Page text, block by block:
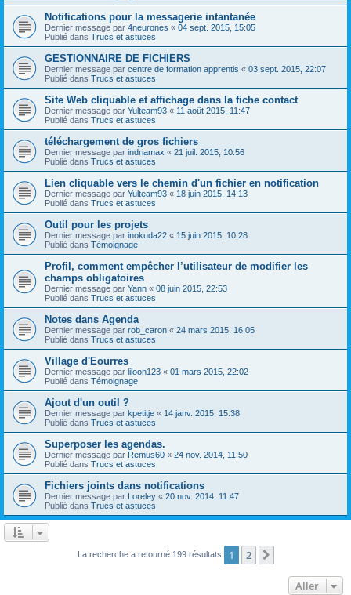
Notifications pour la messagerie intantanée
Dernier message par 4neurones « 04 sept. 2015, 15:05
Publié dans Trucs et astuces
GESTIONNAIRE DE FICHIERS
Dernier message par centre de formation apprentis « 03 sept. 2015, 22:07
Publié dans Trucs et astuces
Site Web cliquable et affichage dans la fiche contact
Dernier message par Yulteam93 « 11 août 2015, 11:47
Publié dans Trucs et astuces
téléchargement de gros fichiers
Dernier message par indriamax « 21 juil. 2015, 10:56
Publié dans Trucs et astuces
Lien cliquable vers le chemin d'un fichier en notification
Dernier message par Yulteam93 « 18 juin 2015, 14:13
Publié dans Trucs et astuces
Outil pour les projets
Dernier message par inokuda22 « 15 juin 2015, 10:28
Publié dans Témoignage
Profil, comment empêcher l’utilisateur de modifier les
champs obligatoires
Dernier message par Yann « 08 juin 2015, 22:53
Publié dans Trucs et astuces
Notes dans Agenda
Dernier message par rob_caron « 24 mars 2015, 16:05
Publié dans Trucs et astuces
Village d'Eourres
Dernier message par liloon123 « 01 mars 2015, 22:02
Publié dans Témoignage
Ajout d'un outil ?
Dernier message par kpetitje « 14 janv. 2015, 15:38
Publié dans Trucs et astuces
Superposer les agendas.
Dernier message par Remus60 « 24 nov. 2014, 11:50
Publié dans Trucs et astuces
Fichiers joints dans notifications
Dernier message par Loreley « 20 nov. 2014, 11:47
Publié dans Trucs et astuces
La recherche a retourné 199 résultats 1 2
Aller